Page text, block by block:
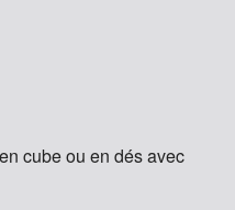
cube ou en dés avec